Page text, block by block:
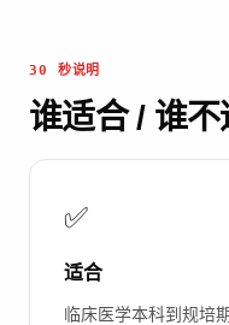
30 秒说明
谁适合 / 谁不
✅
适合
临床医学本科到规培